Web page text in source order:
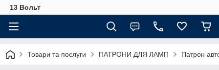
13 Вольт
Товари та послуги ПАТРОНИ ДЛЯ ЛАМП Патрон